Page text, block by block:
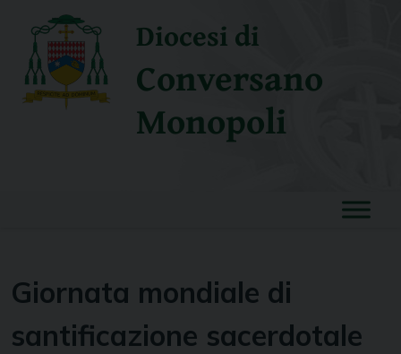
content
Diocesi di
Conversano
Monopoli
Giornata mondiale di
santificazione sacerdotale